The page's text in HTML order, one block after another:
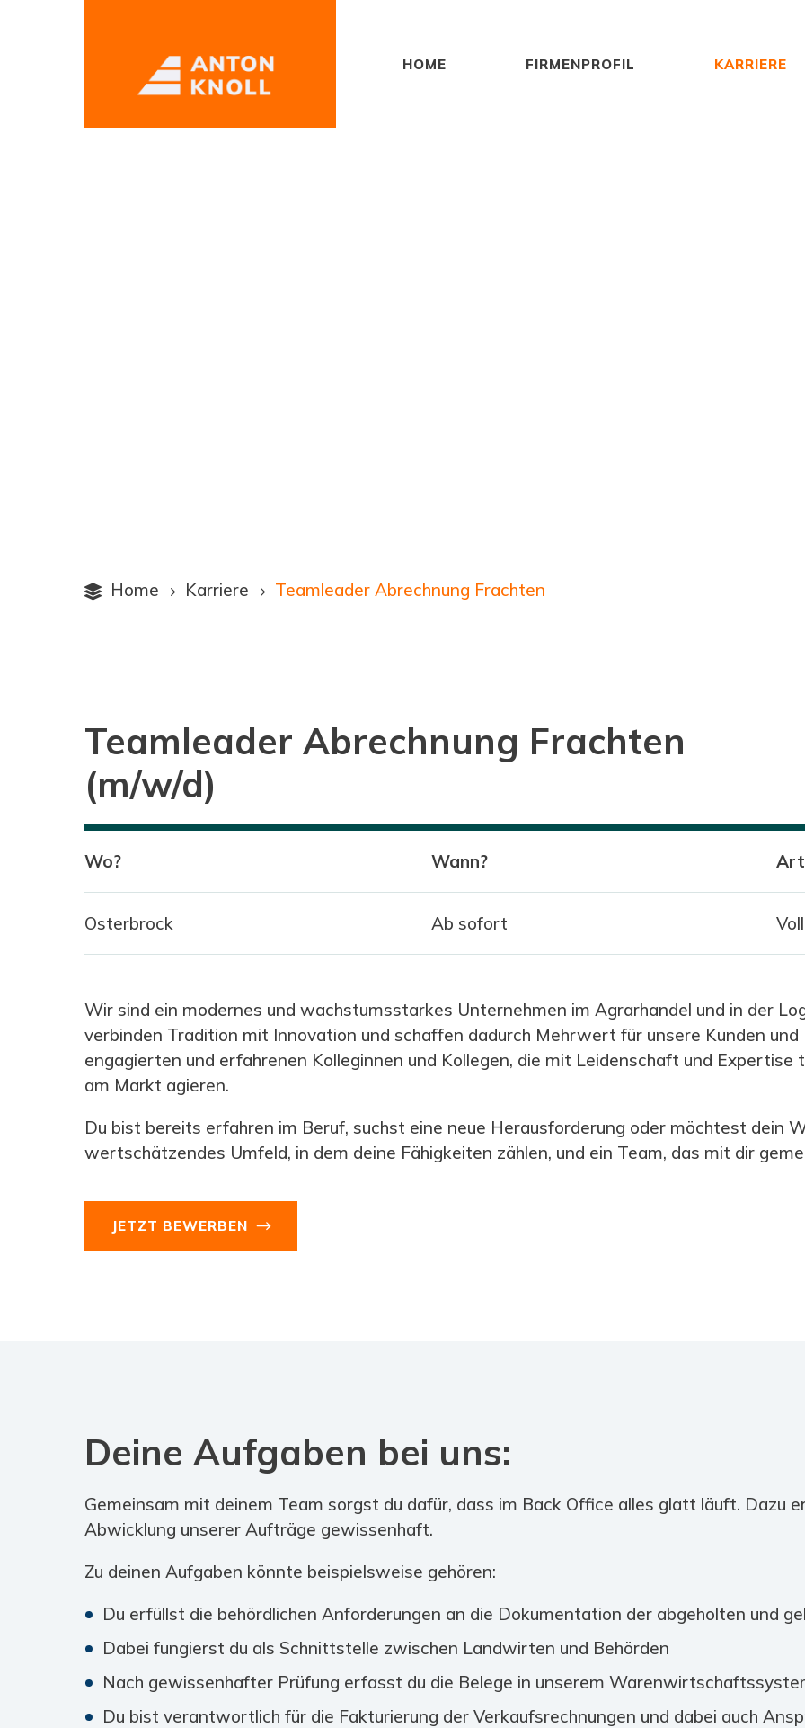
HOME FIRMENPROFIL KARRIERE
 Home 5 Karriere 5 Teamleader Abrechnung Frachten
Teamleader Abrechnung Frachten
(m/w/d)
Wo? Wann?
Osterbrock Ab sofort
Wir sind ein modernes und wachstumsstarkes Unternehmen im Agrarhandel und in der
verbinden Tradition mit Innovation und schaffen dadurch Mehrwert für unsere Kunden
engagierten und erfahrenen Kolleginnen und Kollegen, die mit Leidenschaft und
am Markt agieren.
Du bist bereits erfahren im Beruf, suchst eine neue Herausforderung oder möchtest dein
wertschätzendes Umfeld, in dem deine Fähigkeiten zählen, und ein Team, das mit dir
JETZT BEWERBEN
Deine Aufgaben bei uns:
Gemeinsam mit deinem Team sorgst du dafür, dass im Back Office alles glatt läuft. Dazu
Abwicklung unserer Aufträge gewissenhaft.
Zu deinen Aufgaben könnte beispielsweise gehören:
Du erfüllst die behördlichen Anforderungen an die Dokumentation der abgeholten und
Dabei fungierst du als Schnittstelle zwischen Landwirten und Behörden
Nach gewissenhafter Prüfung erfasst du die Belege in unserem
Du bist verantwortlich für die Fakturierung der Verkaufsrechnungen und dabei auch